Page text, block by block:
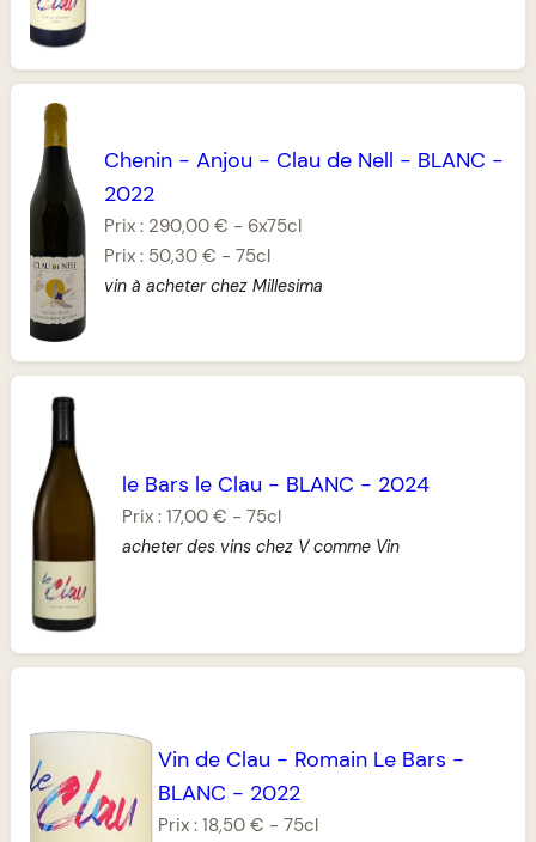
Chenin -Anjou - Clau de Nell - BLANC -
2022
Prix : 290,00 € - 6x75cl
Prix : 50,30 € -75cl
vin à acheter chez Millesima
le Bars le Clau - BLANC - 2024
Prix : 17,00 € - 75cl
acheter des vins chez V comme Vin
Vin de Clau - Romain Le Bars -
BLANC - 2022
Prix :18,50 € -75cl